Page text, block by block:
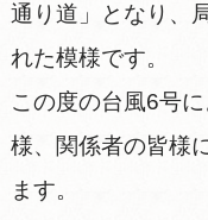
通り道」となり、
れた模様です。
この度の台風6号
様、関係者の皆様
ます。